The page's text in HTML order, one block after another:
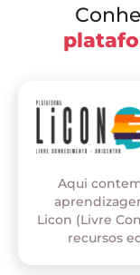
Aqui
Licon (Livre
recursos